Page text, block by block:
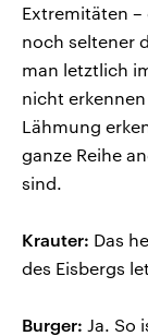
Extremitäten
noch seltener
man letztlich
nicht
Lähmung
ganze Reihe
sind.
Krauter: Das
des Eisbergs
Burger: Ja. So